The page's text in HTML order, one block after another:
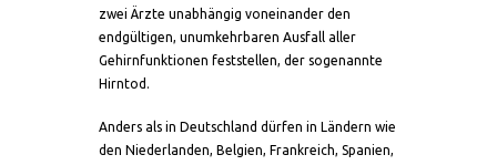
zwei Ärzte unabhängig voneinander den
endgültigen, unumkehrbaren Ausfall aller
Gehirnfunktionen feststellen, der sogenannte
Hirntod.
Anders als in Deutschland dürfen in Ländern wie
den Niederlanden, Belgien, Frankreich, Spanien,